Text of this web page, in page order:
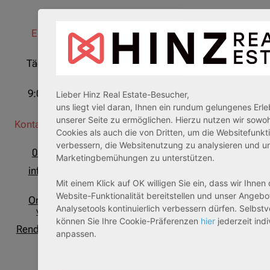
Erreichbarkeit
Täglich, auch an
9:00 - 20:00 Uhr
Kontaktmöglichkeiten
05764 942777
info@hinz-real-
estate.de
Onlineberatung
vereinbaren
Rendite-Chancen auf
WhatsApp!
Unsere Adresse
Bruchhagen 38
Social Media
WhatsApp
Facebook
Instagram
Youtube
Lieber Hinz Real Estate-Besucher,
uns liegt viel daran, Ihnen ein rundum gelungenes
unserer Seite zu ermöglichen. Hierzu nutzen wir
Cookies als auch die von Dritten, um die
verbessern, die Websitenutzung zu analysieren und
Marketingbemühungen zu unterstützen.
Mit einem Klick auf OK willigen Sie ein, dass wir Ihnen
Website-Funktionalität bereitstellen und unser
Analysetools kontinuierlich verbessern dürfen.
können Sie Ihre Cookie-Präferenzen hier jederzeit
anpassen.